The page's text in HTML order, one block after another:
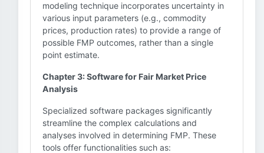
modeling technique incorporates uncertainty in
various input parameters (e.g., commodity
prices, production rates) to provide a range of
possible FMP outcomes, rather than a single
point estimate.
Chapter 3: Software for Fair Market Price
Analysis
Specialized software packages significantly
streamline the complex calculations and
analyses involved in determining FMP. These
tools offer functionalities such as: